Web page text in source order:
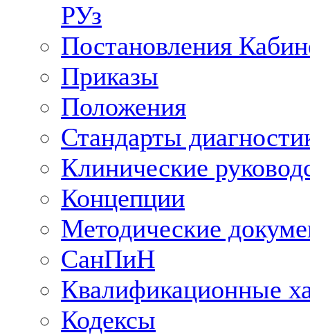
РУз
Постановления
Приказы
Положения
Стандарты
Клинические
Концепции
Методические
СанПиН
Квалификационные
Кодексы